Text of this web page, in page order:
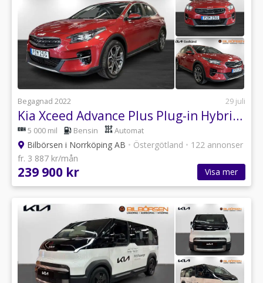
Begagnad 2022 29 juli
Kia Xceed Advance Plus Plug-in Hybrid DCT Euro 6
5 000 mil Bensin Automat
Bilbörsen i Norrköping AB • Östergötland • 122 annonser
fr. 3 887 kr/mån
239 900 kr Visa mer